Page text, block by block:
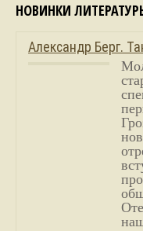
НОВИНКИ
Александр Берг.